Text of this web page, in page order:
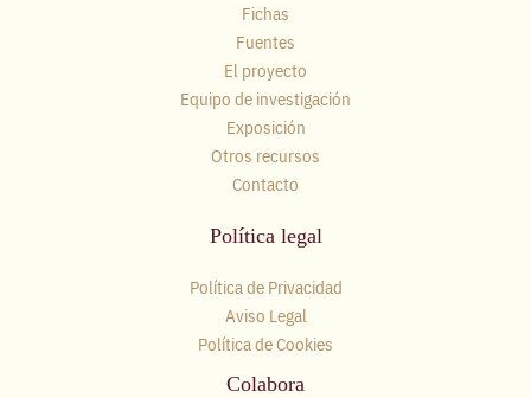
Fichas
Fuentes
El proyecto
Equipo de investigación
Exposición
Otros recursos
Contacto
Política legal
Política de Privacidad
Aviso Legal
Política de Cookies
Colabora